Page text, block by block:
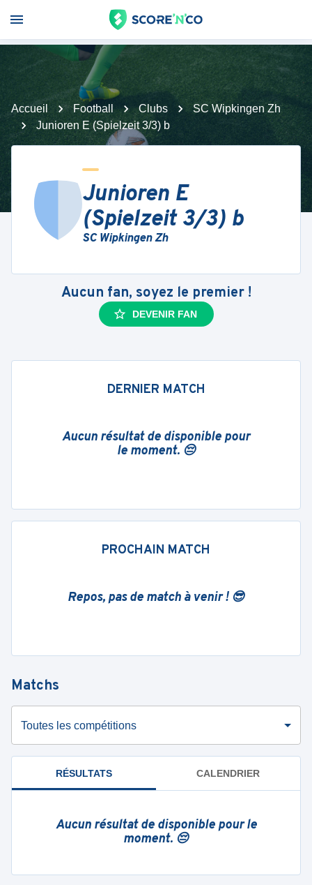
Accueil Football Clubs
SC Wipkingen Zh
Junioren E (Spielzeit 3/3) b
Junioren E
(Spielzeit 3/3) b
SC Wipkingen Zh
Aucun fan, soyez le premier !
DEVENIR FAN
DERNIER MATCH
Aucun résultat de disponible pour
le moment. 😔
PROCHAIN MATCH
Repos, pas de match à venir ! 😎
Matchs
Toutes les compétitions
RÉSULTATS CALENDRIER
Aucun résultat de disponible pour le
moment. 😔